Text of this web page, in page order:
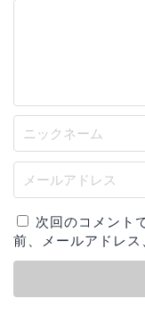
次回のコメント
前、メールアドレス